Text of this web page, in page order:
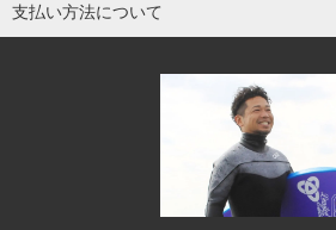
支払い方法について